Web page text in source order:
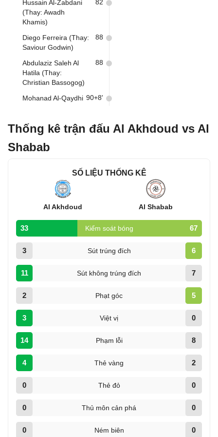
Hussain Al-Zabdani
(Thay: Awadh
Khamis)
82
Diego Ferreira (Thay:
Saviour Godwin)
88
Abdulaziz Saleh Al
Hatila (Thay:
Christian Bassogog)
88
Mohanad Al-Qaydhi 90+8'
Thống kê trận đấu Al Akhdoud vs Al
Shabab
SỐ LIỆU THỐNG KÊ
Al Akhdoud Al Shabab
33 Kiểm soát bóng 67
3 Sút trúng đích 6
11 Sút không trúng đích 7
2 Phạt góc 5
3 Việt vị 0
14 Phạm lỗi 8
4 Thẻ vàng 2
0 Thẻ đỏ 0
0 Thủ môn cản phá 0
0 Ném biên 0